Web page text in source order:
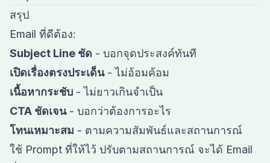
สรุป
Email ที่ดีต้อง:
Subject Line ชัด - บอกจุดประสงค์ทันที
เปิดเรื่องตรงประเด็น- ไม่อ้อมค้อม
เนื้อหากระชับ - ไม่ยาวเกินจำเป็น
CTA ชัดเจน- บอกว่าต้องการอะไร
โทนเหมาะสม - ตามความสัมพันธ์และสถานการณ์
ใช้ Prompt ที่ให้ไว้ ปรับตามสถานการณ์ จะได้ Email